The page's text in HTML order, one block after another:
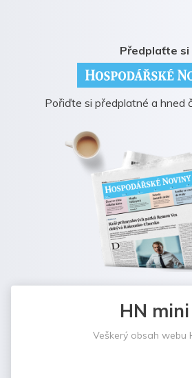
Předplaťte si
Pořiďte si předplatné a hned
HN mini
Veškerý obsah webu